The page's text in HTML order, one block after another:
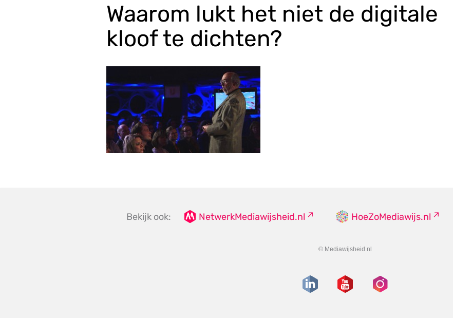
Waarom lukt het niet de digitale
kloof te dichten?
Bekijk ook: NetwerkMediawijsheid.nl HoeZoMediawijs.nl
© Mediawijsheid.nl